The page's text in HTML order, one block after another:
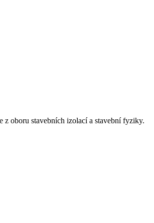
oboru stavebních izolací a stavební fyziky.